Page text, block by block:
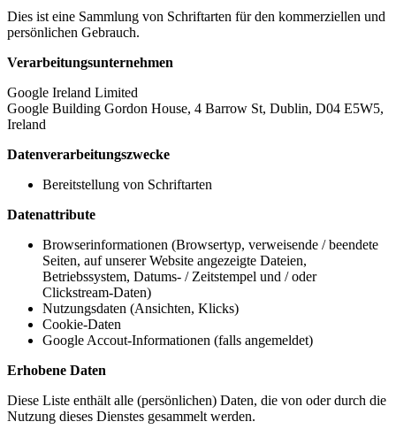
Dies ist eine Sammlung von Schriftarten für den kommerziellen und
persönlichen Gebrauch.
Verarbeitungsunternehmen
Google Ireland Limited
Google Building Gordon House, 4 Barrow St, Dublin, D04 E5W5,
Ireland
Datenverarbeitungszwecke
Bereitstellung von Schriftarten
Datenattribute
Browserinformationen (Browsertyp, verweisende / beendete
Seiten, auf unserer Website angezeigte Dateien,
Betriebssystem, Datums- / Zeitstempel und / oder
Clickstream-Daten)
Nutzungsdaten (Ansichten, Klicks)
Cookie-Daten
Google Accout-Informationen (falls angemeldet)
Erhobene Daten
Diese Liste enthält alle (persönlichen) Daten, die von oder durch die
Nutzung dieses Dienstes gesammelt werden.